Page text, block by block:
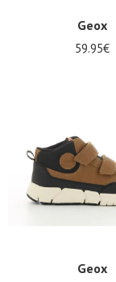
Geox
59.95€
Geox